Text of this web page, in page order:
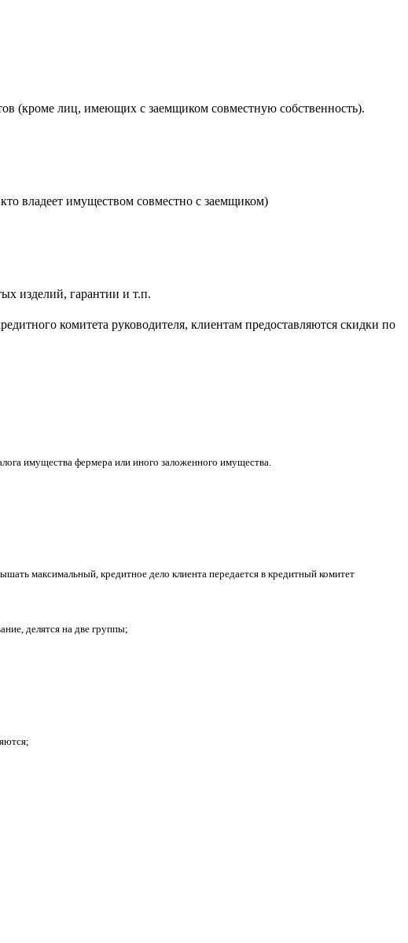
(кроме лиц, имеющих с заемщиком совместную собственность).
владеет имуществом совместно с заемщиком)
изделий, гарантии и т.п.
комитета руководителя, клиентам предоставляются скидки по
имущества фермера или иного заложенного имущества.
максимальный, кредитное дело клиента передается в кредитный комитет
делятся на две группы;